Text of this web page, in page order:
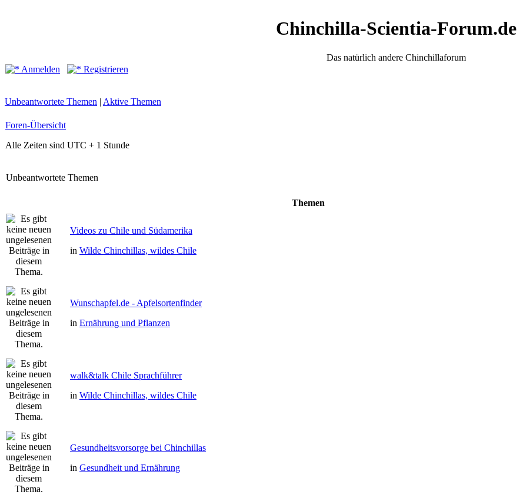
Chinchilla-Scientia-Forum.de
Das natürlich andere Chinchillaforum
Anmelden
Registrieren
Unbeantwortete Themen | Aktive Themen
Foren-Übersicht
Alle Zeiten sind UTC + 1 Stunde
Unbeantwortete Themen
Themen
Videos zu Chile und Südamerika
in Wilde Chinchillas, wildes Chile
Wunschapfel.de - Apfelsortenfinder
in Ernährung und Pflanzen
walk&talk Chile Sprachführer
in Wilde Chinchillas, wildes Chile
Gesundheitsvorsorge bei Chinchillas
in Gesundheit und Ernährung